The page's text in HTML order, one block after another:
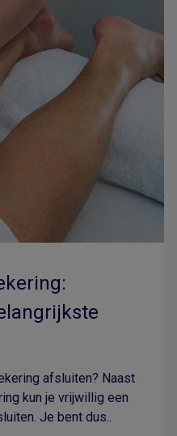
afsluiten? Naast
kun je vrijwillig een
Je bent dus..